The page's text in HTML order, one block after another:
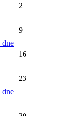
2
dne
9
16
dne
23